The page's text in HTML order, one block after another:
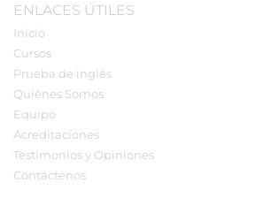
ENLACES ÚTILES
Inicio
Cursos
Prueba de inglés
Quiénes Somos
Equipo
Acreditaciones
Testimonios y Opiniones
Contáctenos